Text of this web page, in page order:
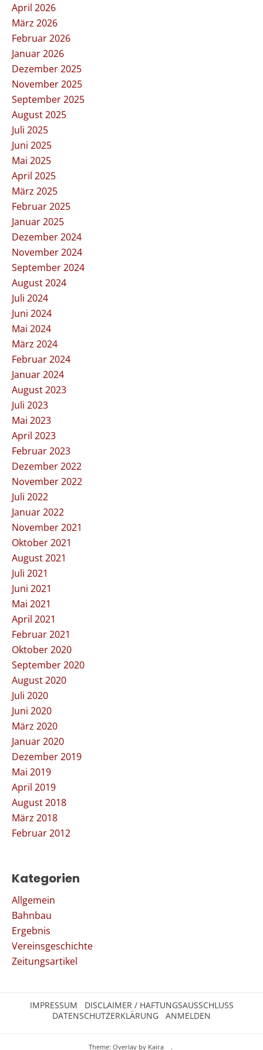
April 2026
März 2026
Februar 2026
Januar 2026
Dezember 2025
November 2025
September 2025
August 2025
Juli 2025
Juni 2025
Mai 2025
April 2025
März 2025
Februar 2025
Januar 2025
Dezember 2024
November 2024
September 2024
August 2024
Juli 2024
Juni 2024
Mai 2024
März 2024
Februar 2024
Januar 2024
August 2023
Juli 2023
Mai 2023
April 2023
Februar 2023
Dezember 2022
November 2022
Juli 2022
Januar 2022
November 2021
Oktober 2021
August 2021
Juli 2021
Juni 2021
Mai 2021
April 2021
Februar 2021
Oktober 2020
September 2020
August 2020
Juli 2020
Juni 2020
März 2020
Januar 2020
Dezember 2019
Mai 2019
April 2019
August 2018
März 2018
Februar 2012
Kategorien
Allgemein
Bahnbau
Ergebnis
Vereinsgeschichte
Zeitungsartikel
IMPRESSUM
DISCLAIMER / HAFTUNGSAUSSCHLUSS
DATENSCHUTZERKLÄRUNG
ANMELDEN
Theme: Overlay by Kaira .